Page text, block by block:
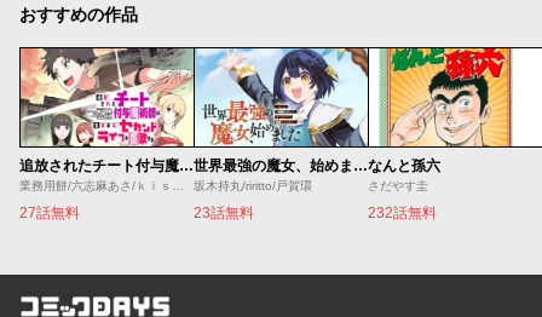
おすすめの作品
追放されたチート付与魔術師は気ままなセカンドライフを謳歌する。 ～俺は武器だけじゃなく、あらゆるものに『強化ポイント』を付与できるし、俺の意思でいつでも効果を解除できるけど、残った人たち大丈夫？～
27話無料
世界最強の魔女、始めました ～私だけ『攻略サイト』を見れる世界で自由に生きます～
坂木持丸/riritto/戸賀環
23話無料
なんと孫六
さだやす圭
232話無料